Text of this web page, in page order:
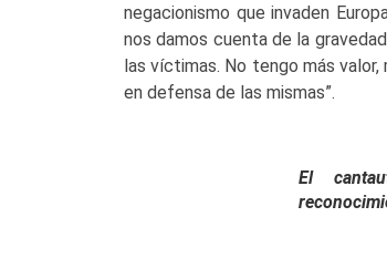
negacionismo que invaden
nos damos cuenta de la
las víctimas. No tengo más
en defensa de las mismas”.
El